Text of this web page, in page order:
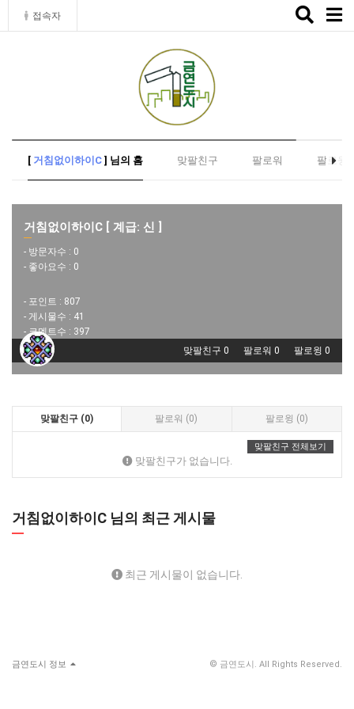
접속자
Toggle
[ 거침없이하이C ] 님의 홈 맞팔친구 팔로워 팔로윙
거침없이하이C [ 계급: 신 ]
- 방문자수 : 0
- 좋아요수 : 0
- 포인트 : 807
- 게시물수 : 41
- 코멘트수 : 397
맞팔친구 0
팔로워 0 팔로윙 0
맞팔친구 (0) 팔로워 (0) 팔로윙 (0)
맞팔친구 전체보기
맞팔친구가 없습니다.
거침없이하이C 님의 최근 게시물
최근 게시물이 없습니다.
금연도시 정보 © 금연도시. All Rights Reserved.